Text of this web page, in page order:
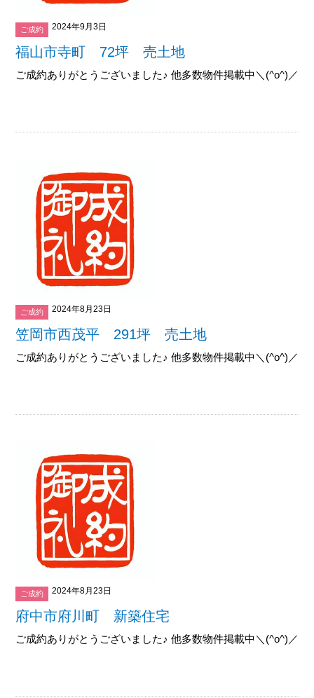
ご成約 2024年9月3日
福山市寺町 72坪 売土地
ご成約ありがとうございました♪ 他多数物件掲載中＼(^o^)／
ご成約 2024年8月23日
笠岡市西茂平 291坪 売土地
ご成約ありがとうございました♪ 他多数物件掲載中＼(^o^)／
ご成約 2024年8月23日
府中市府川町 新築住宅
ご成約ありがとうございました♪ 他多数物件掲載中＼(^o^)／